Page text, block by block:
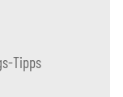
Tipps